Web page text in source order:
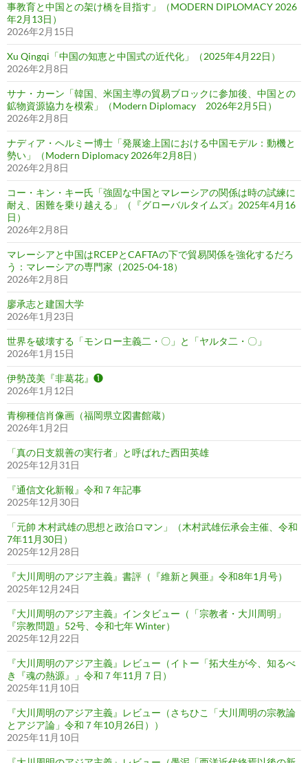
事教育と中国との架け橋を目指す」（MODERN DIPLOMACY 2026
年2月13日）
2026年2月15日
Xu Qingqi「中国の知恵と中国式の近代化」（2025年4月22日）
2026年2月8日
サナ・カーン「韓国、米国主導の貿易ブロックに参加後、中国との
鉱物資源協力を模索」（Modern Diplomacy 2026年2月5日）
2026年2月8日
ナディア・ヘルミー博士「発展途上国における中国モデル：動機と
勢い」（Modern Diplomacy 2026年2月8日）
2026年2月8日
コー・キン・キー氏「強固な中国とマレーシアの関係は時の試練に
耐え、困難を乗り越える」（『グローバルタイムズ』2025年4月16
日）
2026年2月8日
マレーシアと中国はRCEPとCAFTAの下で貿易関係を強化するだろ
う：マレーシアの専門家（2025-04-18）
2026年2月8日
廖承志と建国大学
2026年1月23日
世界を破壊する「モンロー主義二・〇」と「ヤルタ二・〇」
2026年1月15日
伊勢茂美『非葛花』❶
2026年1月12日
青柳種信肖像画（福岡県立図書館蔵）
2026年1月2日
「真の日支親善の実行者」と呼ばれた西田英雄
2025年12月31日
『通信文化新報』令和７年記事
2025年12月30日
「元帥 木村武雄の思想と政治ロマン」（木村武雄伝承会主催、令和
7年11月30日）
2025年12月28日
『大川周明のアジア主義』書評（『維新と興亜』令和8年1月号）
2025年12月24日
『大川周明のアジア主義』インタビュー（「宗教者・大川周明」
『宗教問題』52号、令和七年 Winter）
2025年12月22日
『大川周明のアジア主義』レビュー（イトー「拓大生が今、知るべ
き『魂の熱源』」令和７年11月７日）
2025年11月10日
『大川周明のアジア主義』レビュー（さちひこ「大川周明の宗教論
とアジア論」令和７年10月26日））
2025年11月10日